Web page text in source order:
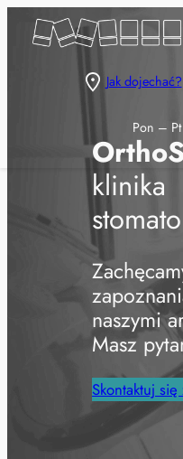
Przejdź
Jak dojechać?
Pon –
klinika
naszymi
Masz
Skontaktuj